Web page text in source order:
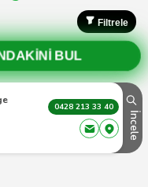
Filtrele
BUL
0428 213 33 40
İncele